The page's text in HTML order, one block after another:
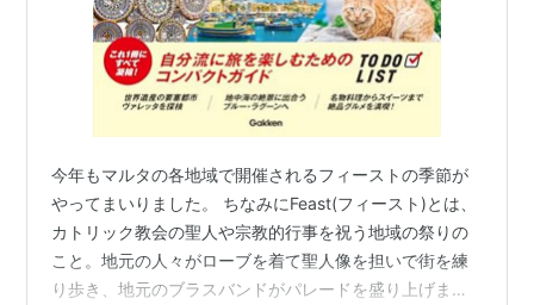
今年もマルタの各地域で開催されるフィーストの季節が
やってまいりました。 ちなみにFeast(フィースト)とは、
カトリック教会の聖人や宗教的行事を祝う地域の祭りの
こと。地元の人々がローブを着て聖人像を担いで街を練
り歩き、地元のブラスバンドがパレードを盛り上げま